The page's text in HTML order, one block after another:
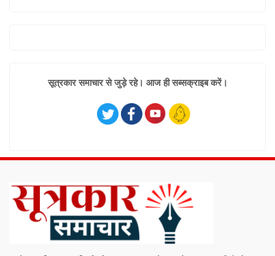
सूत्रकार समाचार से जुड़े रहे। आज ही सब्सक्राइब करें।